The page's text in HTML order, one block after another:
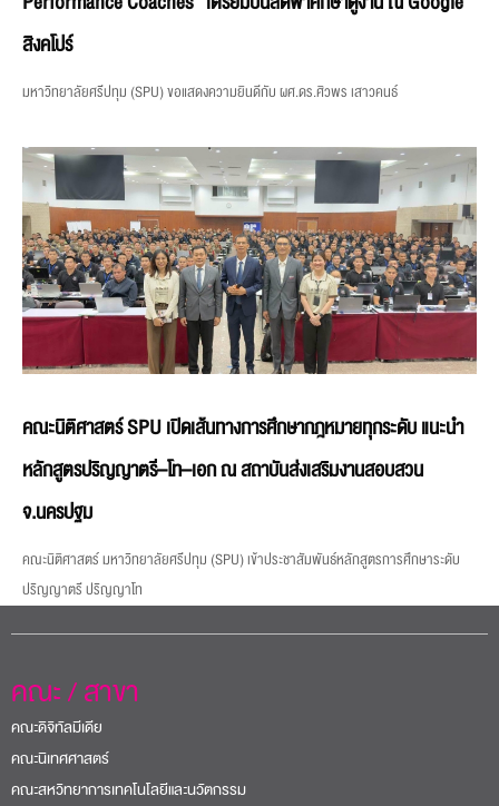
สิงคโปร์
มหาวิทยาลัยศรีปทุม (SPU) ขอแสดงความยินดีกับ ผศ.ดร.ศิวพร เสาวคนธ์
คณะนิติศาสตร์ SPU เปิดเส้นทางการศึกษากฎหมายทุกระดับ แนะนำ
หลักสูตรปริญญาตรี–โท–เอก ณ สถาบันส่งเสริมงานสอบสวน
จ.นครปฐม
คณะนิติศาสตร์ มหาวิทยาลัยศรีปทุม (SPU) เข้าประชาสัมพันธ์หลักสูตรการศึกษาระดับ
ปริญญาตรี ปริญญาโท
คณะ / สาขา
คณะดิจิทัลมีเดีย
คณะนิเทศศาสตร์
คณะสหวิทยาการเทคโนโลยีและนวัตกรรม